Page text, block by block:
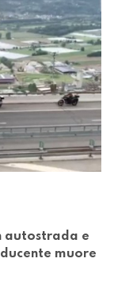
autostrada e
muore